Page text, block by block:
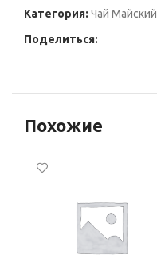
Категория: Чай Майский
Поделиться:
Похожие